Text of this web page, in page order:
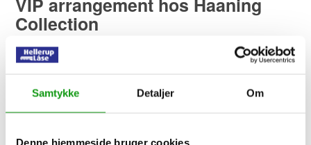
Samtykke Detaljer Om
Denne hjemmeside bruger cookies
Collection